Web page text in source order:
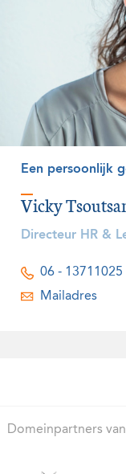
Een persoonlijk
Vicky
Directeur HR &
06 - 13711025
Mailadres
Domeinpartners